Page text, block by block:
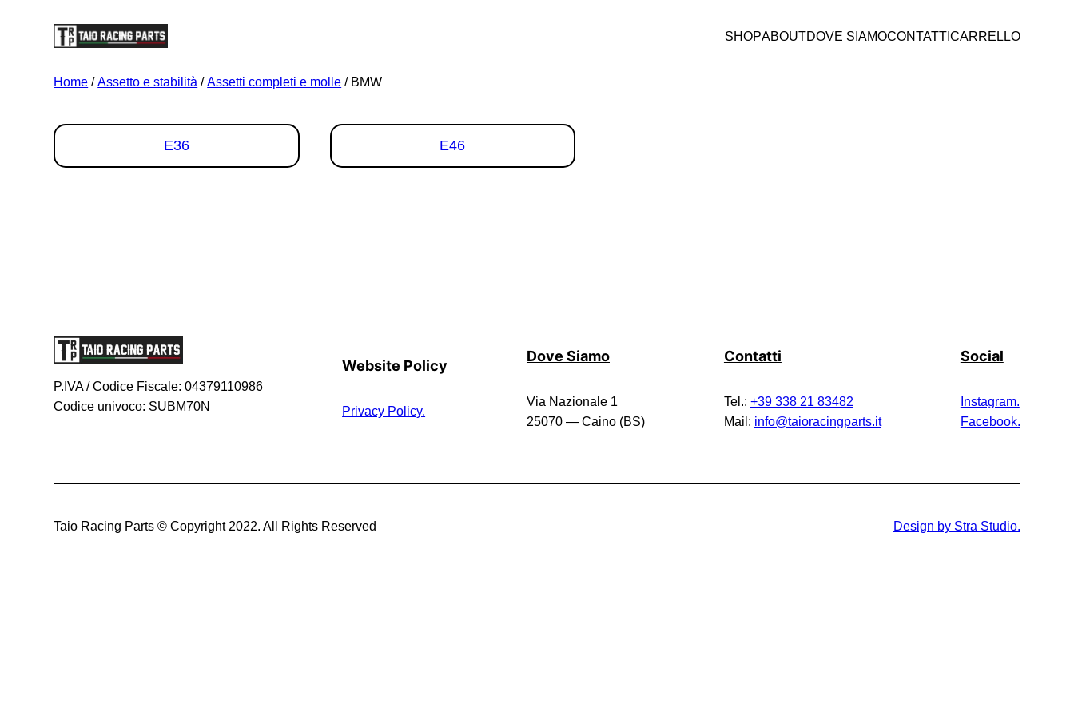
contenuto
SHOPABOUTDOVE SIAMOCONTATTI CARRELLO
Home /Assetto e stabilità /Assetti completi e molle / BMW
E36 E46
P.IVA / Codice Fiscale: 04379110986
Codice univoco: SUBM70N
Website Policy
Privacy Policy.
Dove Siamo
Via Nazionale 1
25070 — Caino (BS)
Contatti
Tel.: +39 338 21 83482
Mail: info@taioracingparts.it
Social
Instagram.
Facebook.
Taio Racing Parts © Copyright 2022. All Rights Reserved Design by Stra Studio.